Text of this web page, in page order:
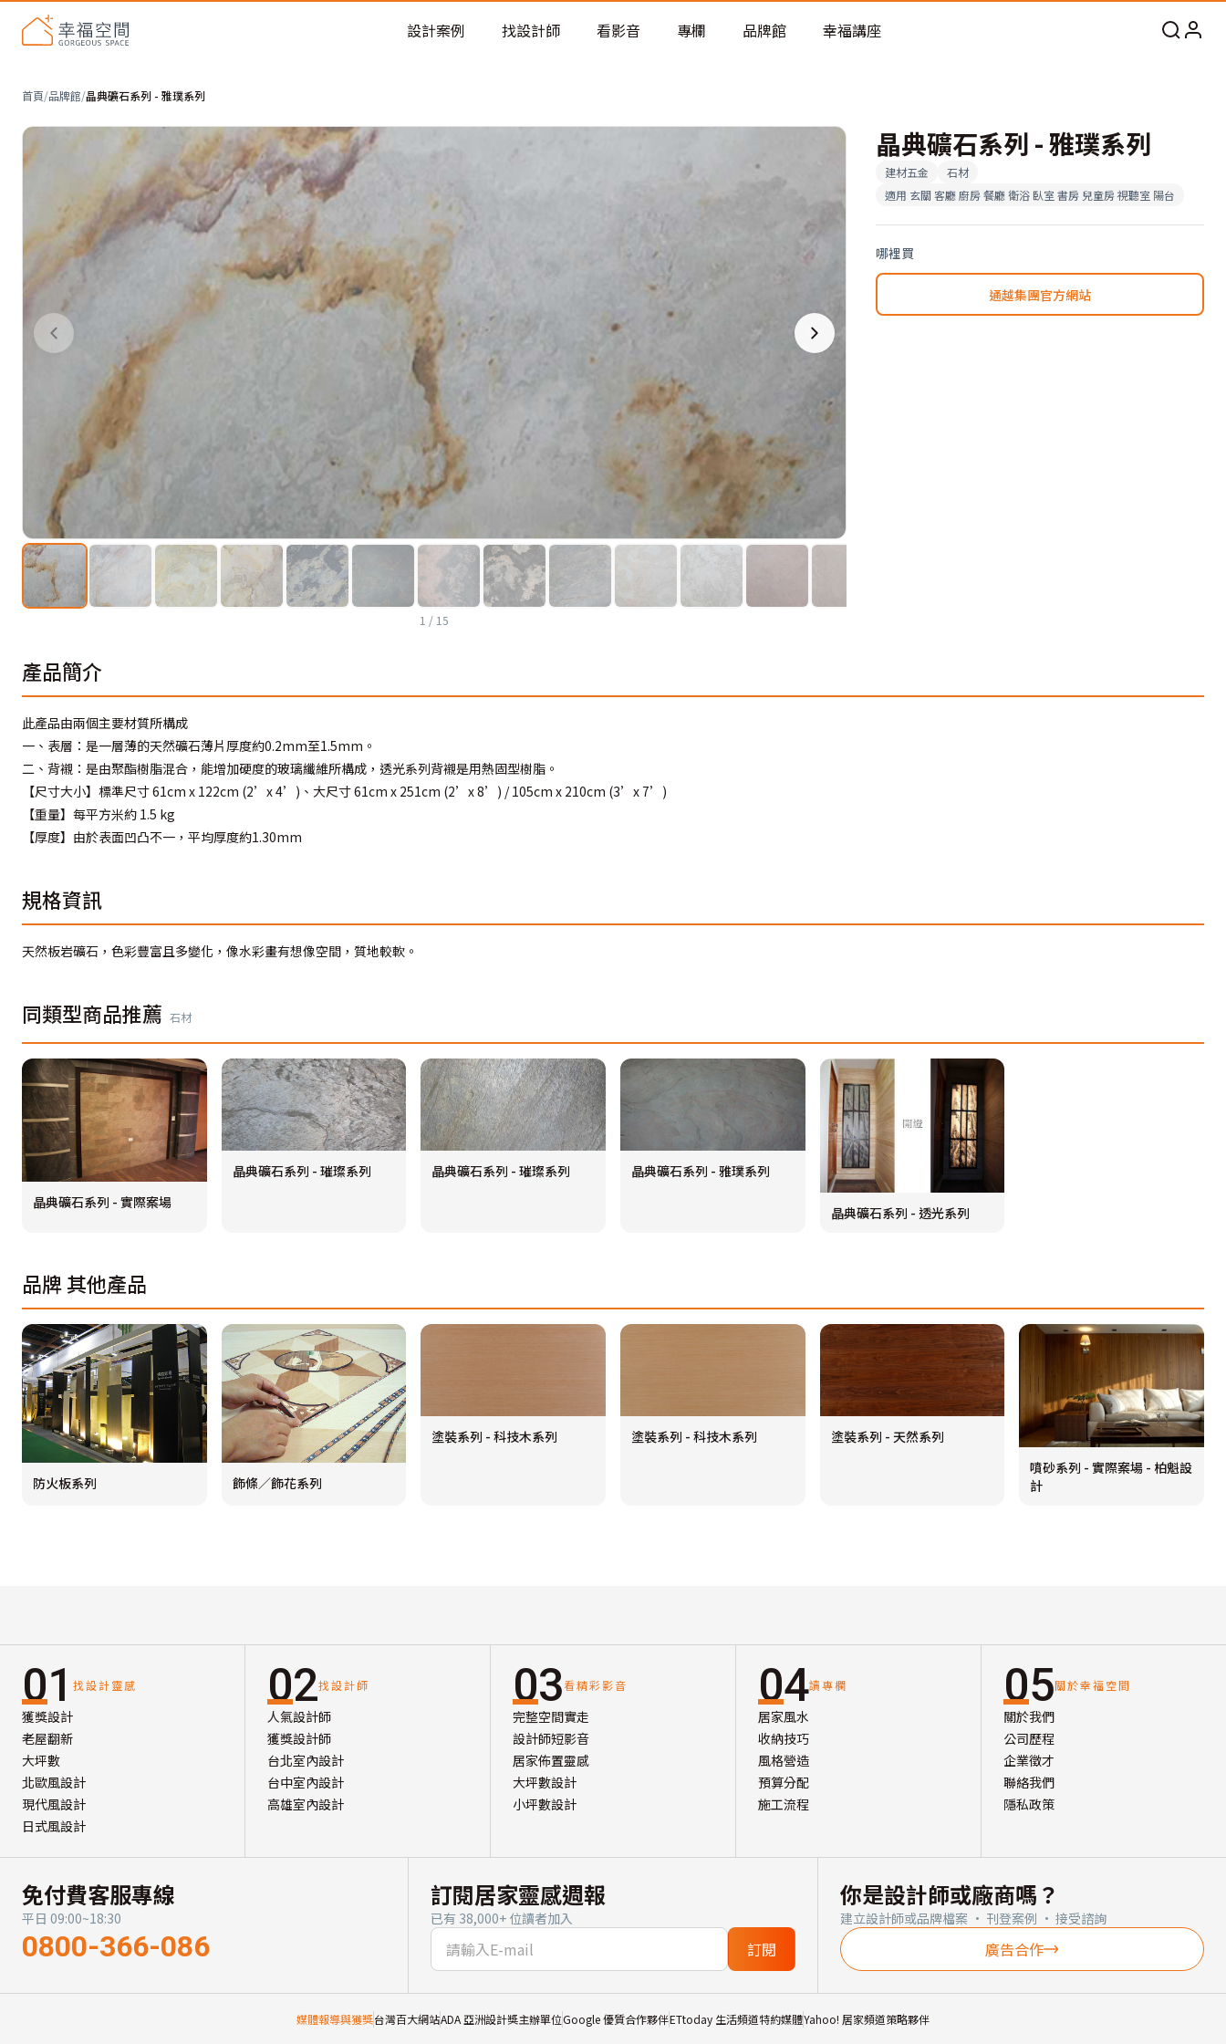
老屋預算分配與高 CP 值煥新術
設計案例 找設計師 看影音 專欄 品牌館 幸福講座
首頁/品牌館/晶典礦石系列 - 雅璞系列
1 / 15
晶典礦石系列 - 雅璞系列
建材五金
石材
適用 玄關 客廳 廚房 餐廳 衛浴 臥室 書房 兒童房 視聽室 陽台
哪裡買
通越集團官方網站
產品簡介
此產品由兩個主要材質所構成
一、表層：是一層薄的天然礦石薄片厚度約0.2mm至1.5mm。
二、背襯：是由聚酯樹脂混合，能增加硬度的玻璃纖維所構成，透光系列背襯是用熱固型樹脂。
【尺寸大小】標準尺寸 61cm x 122cm (2’x 4’)、大尺寸 61cm x 251cm (2’x 8’) / 105cm x 210cm (3’x 7’)
【重量】每平方米約 1.5 kg
【厚度】由於表面凹凸不一，平均厚度約1.30mm
規格資訊
天然板岩礦石，色彩豐富且多變化，像水彩畫有想像空間，質地較軟。
同類型商品推薦 石材
晶典礦石系列 - 實際案場
晶典礦石系列 - 璀璨系列 晶典礦石系列 - 璀璨系列 晶典礦石系列 - 雅璞系列
晶典礦石系列 - 透光系列
品牌其他產品
防火板系列 飾條／飾花系列
塗裝系列 - 科技木系列 塗裝系列 - 科技木系列
塗裝系列 - 天然系列
噴砂系列 - 實際案場 - 柏魁設
計
01 找設計靈感
獲獎設計
老屋翻新
大坪數
北歐風設計
現代風設計
日式風設計
02找設計師
人氣設計師
獲獎設計師
台北室內設計
台中室內設計
高雄室內設計
03看精彩影音
完整空間實走
設計師短影音
居家佈置靈感
大坪數設計
小坪數設計
04讀專欄
居家風水
收納技巧
風格營造
預算分配
施工流程
05關於幸福空間
關於我們
公司歷程
企業徵才
聯絡我們
隱私政策
免付費客服專線
平日 09:00~18:30
0800-366-086
訂閱居家靈感週報
已有 38,000+ 位讀者加入
訂閱
你是設計師或廠商嗎？
建立設計師或品牌檔案 · 刊登案例 · 接受諮詢
廣告合作
媒體報導與獲獎台灣百大網站ADA 亞洲設計獎主辦單位Google 優質合作夥伴ETtoday 生活頻道特約媒體Yahoo! 居家頻道策略夥伴